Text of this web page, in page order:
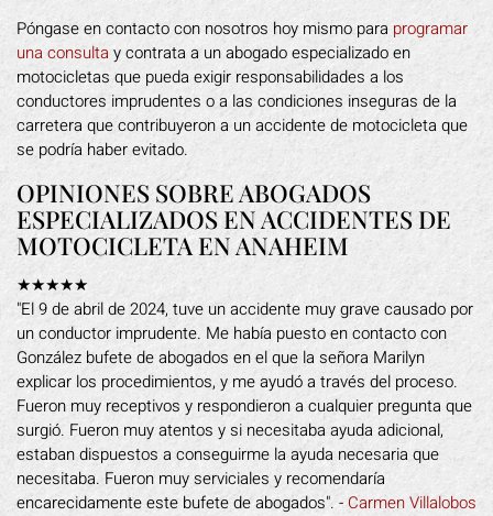
Póngase en contacto con nosotros hoy mismo para programar
una consulta y contrata a un abogado especializado en
motocicletas que pueda exigir responsabilidades a los
conductores imprudentes o a las condiciones inseguras de la
carretera que contribuyeron a un accidente de motocicleta que
se podría haber evitado.
OPINIONES SOBRE ABOGADOS
ESPECIALIZADOS EN ACCIDENTES DE
MOTOCICLETA EN ANAHEIM
★★★★★
"El 9 de abril de 2024, tuve un accidente muy grave causado por
un conductor imprudente. Me había puesto en contacto con
González bufete de abogados en el que la señora Marilyn
explicar los procedimientos, y me ayudó a través del proceso.
Fueron muy receptivos y respondieron a cualquier pregunta que
surgió. Fueron muy atentos y si necesitaba ayuda adicional,
estaban dispuestos a conseguirme la ayuda necesaria que
necesitaba. Fueron muy serviciales y recomendaría
encarecidamente este bufete de abogados". - Carmen Villalobos